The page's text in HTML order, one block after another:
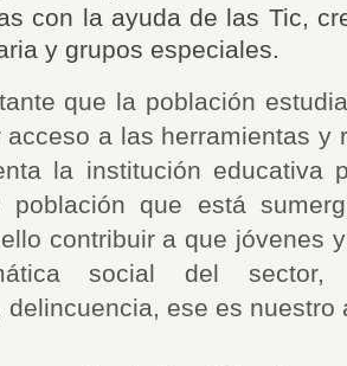
con la ayuda de las Tic,
y grupos especiales.
que la población
acceso a las herramientas y
la institución educativa
que está
contribuir a que jóvenes
social del sector,
delincuencia, ese es nuestro